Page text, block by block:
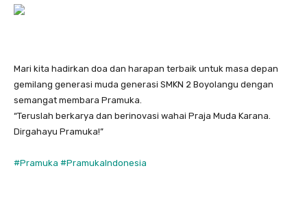
Mari kita hadirkan doa dan harapan terbaik untuk masa depan
gemilang generasi muda generasi SMKN 2 Boyolangu dengan
semangat membara Pramuka.
“Teruslah berkarya dan berinovasi wahai Praja Muda Karana.
Dirgahayu Pramuka!”
#Pramuka #PramukaIndonesia